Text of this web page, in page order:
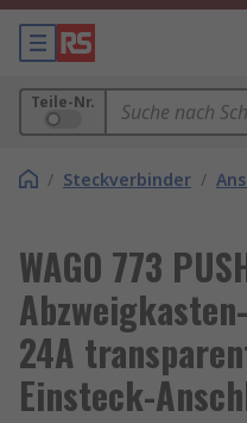
Teile-Nr.
/ Steckverbinder /
WAGO 773
24A
Einsteck-